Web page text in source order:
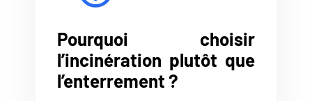
Pourquoi choisir
l’incinération plutôt que
l’enterrement ?